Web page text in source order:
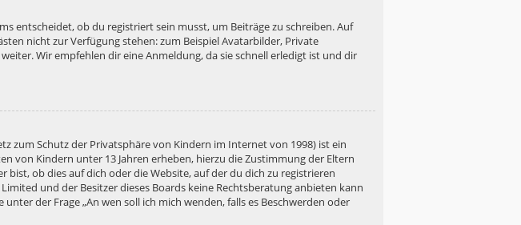
entscheidet, ob du registriert sein musst, um Beiträge zu schreiben. Auf
nicht zur Verfügung stehen: zum Beispiel Avatarbilder, Private
Wir empfehlen dir eine Anmeldung, da sie schnell erledigt ist und dir
zum Schutz der Privatsphäre von Kindern im Internet von 1998) ist ein
von Kindern unter 13 Jahren erheben, hierzu die Zustimmung der Eltern
ob dies auf dich oder die Website, auf der du dich zu registrieren
und der Besitzer dieses Boards keine Rechtsberatung anbieten kann
der Frage „An wen soll ich mich wenden, falls es Beschwerden oder